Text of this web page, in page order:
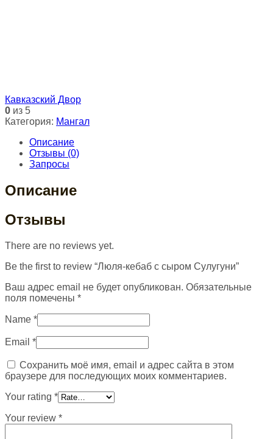
Кавказский Двор
0 из 5
Категория: Мангал
Описание
Отзывы (0)
Запросы
Описание
Отзывы
There are no reviews yet.
Be the first to review “Люля-кебаб с сыром Сулугуни”
Ваш адрес email не будет опубликован. Обязательные
поля помечены *
Name *
Email *
Сохранить моё имя, email и адрес сайта в этом
браузере для последующих моих комментариев.
Your rating *
Your review *